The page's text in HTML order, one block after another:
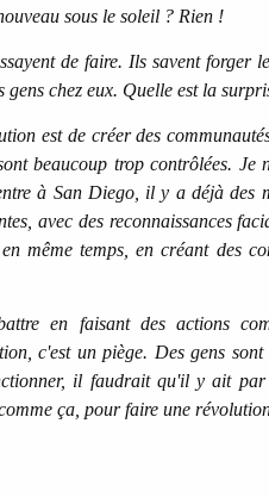
sous le soleil ? Rien !
de faire. Ils savent forger
gens chez eux. Quelle est la
est de créer des
beaucoup trop contrôlées. Je
à San Diego, il y a déjà des
avec des reconnaissances
même temps, en créant des
en faisant des actions
c'est un piège. Des gens
il faudrait qu'il y ait par
ça, pour faire une